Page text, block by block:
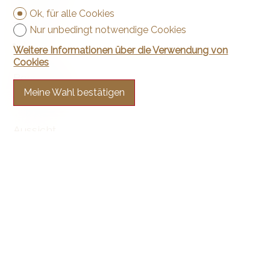
Zustand
Neu
Besonnung
Optimal
Ok, für alle Cookies
Nur unbedingt notwendige Cookies
Weitere Informationen über die Verwendung von
Cookies
Meine Wahl bestätigen